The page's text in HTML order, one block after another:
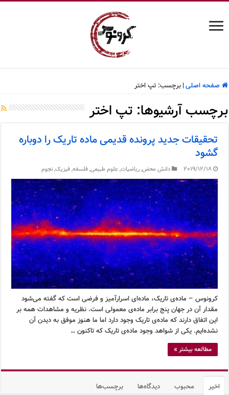
صفحه اصلی| برچسب:تپ اختر
برچسب آرشیوها: تپ اختر
تحقیقات جدید پرونده قدیمی ماده تاریک را دوباره
گشود
2019/12/18 دانش محض,ریاضیات,علوم طبیعی,فلسفه,فیزیک,نجوم
کرونوس – ماده‌ی تاریک، ماده‌ای اسرارآمیز و فرضی است که گفته می‌شود
مقدار آن در جهان پنج برابر ماده‌ی معمولی است. نظریه و مشاهدات همه بر
این اتفاق دارند که ماده‌ی تاریک وجود دارد اما ما هنوز موفق به دیدن آن
نشده‌ایم. یکی از شواهد وجود ماده‌ی تاریک که تاکنون …
مطالعه بیشتر »
اخیر محبوب دیدگاه‌ها برچسب‌ها